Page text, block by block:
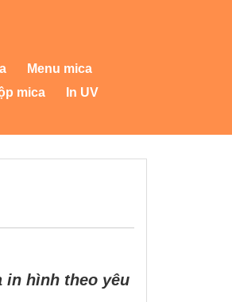
Menu mica
mica
In UV
in hình theo yêu